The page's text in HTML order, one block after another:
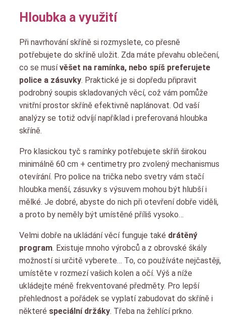
Hloubka a využití
Při navrhování skříně si rozmyslete, co přesně
potřebujete do skříně uložit. Zda máte převahu oblečení,
co se musívěšet na ramínka, nebo spíš preferujete
police a zásuvky. Praktické je si dopředu připravit
podrobný soupis skladovaných věcí, což vám pomůže
vnitřní prostor skříně efektivně naplánovat. Od vaší
analýzy se totiž odvíjí například i preferovaná hloubka
skříně.
Pro klasickou tyč s ramínky potřebujete skříň širokou
minimálně 60 cm + centimetry pro zvolený mechanismus
otevírání. Pro police na trička nebo svetry vám stačí
hloubka menší, zásuvky s výsuvem mohou být hlubší i
mělké. Je dobré, abyste do nich při otevření dobře viděli,
a proto by neměly být umístěné příliš vysoko…
Velmi dobře na ukládání věcí funguje také drátěný
program. Existuje mnoho výrobců a z obrovské škály
možností si určitě vyberete… To, co používáte nejčastěji,
umístěte v rozmezí vašich kolen a očí. Výš a níže
ukládejte méně frekventované předměty. Pro lepší
přehlednost a pořádek se vyplatí zabudovat do skříně i
některé speciální držáky. Třeba na žehlící prkno.